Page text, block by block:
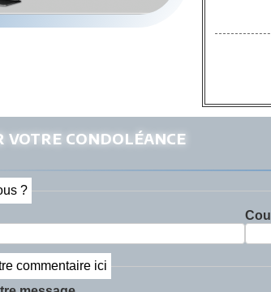
votre condoléance
?
commentaire ici